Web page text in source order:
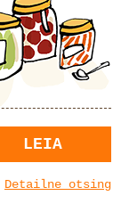
LEIA
Detailne otsing